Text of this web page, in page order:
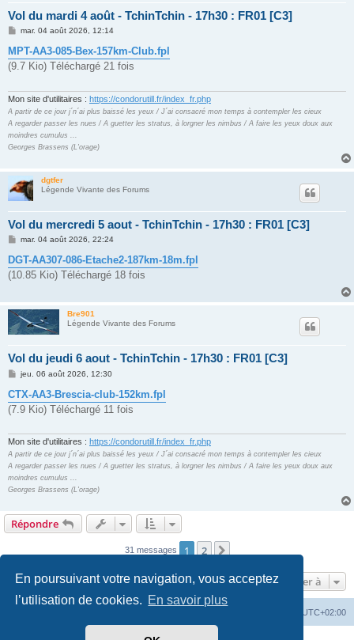
En poursuivant votre navigation, vous acceptez
l’utilisation de cookies. En savoir plus
Vol du mardi 4 août - TchinTchin - 17h30 : FR01 [C3]
M
s
s
a
mar. 04 août 2026, 12:14
MPT-AA3-085-Bex-157km-Club.fpl
(9.7 Kio) Téléchargé 21 fois
Mon site d'utilitaires : https://condorutill.fr/index_fr.php
A partir de ce jour j´n´ai plus baissé les yeux / J´ai consacré mon temps à contempler les cieux
A regarder passer les nues / A guetter les stratus, à lorgner les nimbus / A faire les yeux doux aux
moindres cumulus ...
Georges Brassens (L'orage)
dgtfer
Légende Vivante des Forums
Vol du mercredi 5 aout - TchinTchin - 17h30 : FR01 [C3]
M
s
s
a
mar. 04 août 2026, 22:24
DGT-AA307-086-Etache2-187km-18m.fpl
(10.85 Kio) Téléchargé 18 fois
Bre901
Légende Vivante des Forums
Vol du jeudi 6 aout - TchinTchin - 17h30 : FR01 [C3]
M
s
s
a
jeu. 06 août 2026, 12:30
CTX-AA3-Brescia-club-152km.fpl
(7.9 Kio) Téléchargé 11 fois
Mon site d'utilitaires : https://condorutill.fr/index_fr.php
A partir de ce jour j´n´ai plus baissé les yeux / J´ai consacré mon temps à contempler les cieux
A regarder passer les nues / A guetter les stratus, à lorgner les nimbus / A faire les yeux doux aux
moindres cumulus ...
Georges Brassens (L'orage)
Répondre
31 messages 1 2 Suivante
Aller à
UTC+02:00